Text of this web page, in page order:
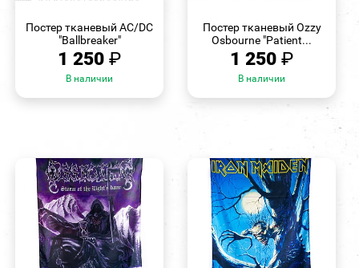
Постер тканевый AC/DC
"Ballbreaker"
1 250 ₽
В наличии
Постер тканевый Ozzy
Osbourne "Patient...
1 250 ₽
В наличии